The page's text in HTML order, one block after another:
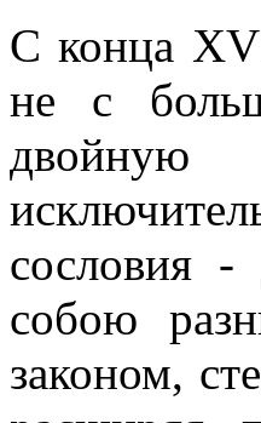
С конца
не с
двойную
сословия -
собою
законом,